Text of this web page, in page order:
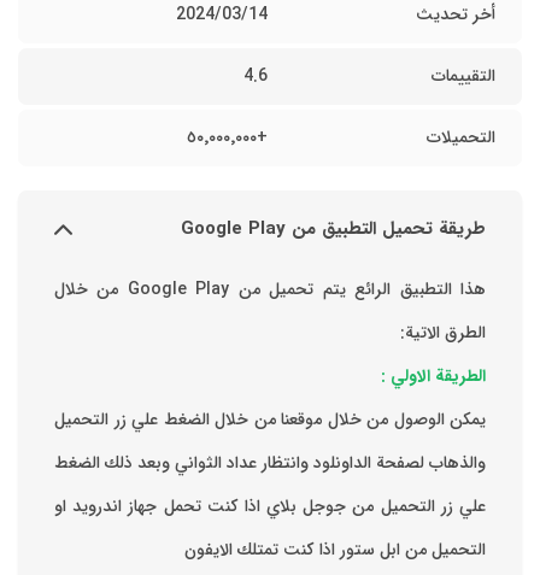
أخر تحديث 14‏/03‏/2024
التقييمات 4.6
التحميلات +٥٠٬٠٠٠٬٠٠٠
طريقة تحميل التطبيق من Google Play
هذا التطبيق الرائع يتم تحميل من Google Play من خلال
الطرق الاتية:
الطريقة الاولي :
يمكن الوصول من خلال موقعنا من خلال الضغط علي زر التحميل
والذهاب لصفحة الداونلود وانتظار عداد الثواني وبعد ذلك الضغط
علي زر التحميل من جوجل بلاي اذا كنت تحمل جهاز اندرويد او
التحميل من ابل ستور اذا كنت تمتلك الايفون